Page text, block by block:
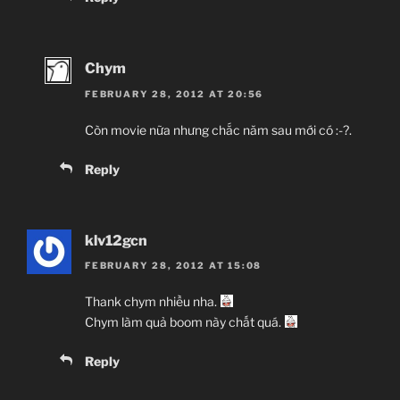
Chym
FEBRUARY 28, 2012 AT 20:56
Còn movie nữa nhưng chắc năm sau mới có :-?.
Reply
klv12gcn
FEBRUARY 28, 2012 AT 15:08
Thank chym nhiều nha.
Chym làm quả boom này chất quá.
Reply